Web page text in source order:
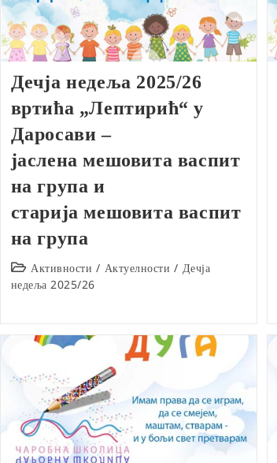
Дечја недеља 2025/26
вртића „Лептирић“ у
Даросави –
јаслена мешовита васпит
на група и
старија мешовита васпит
на група
Post
category:
Активности / Актуелности / Дечја
недеља 2025/26